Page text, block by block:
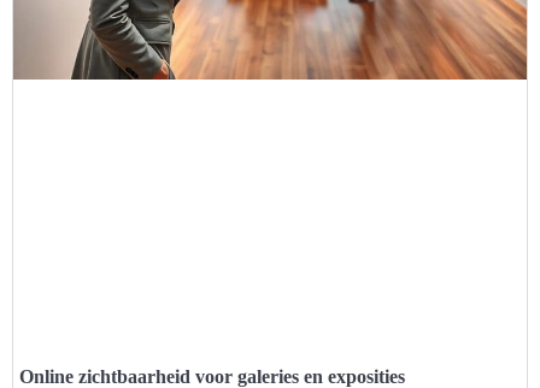
Online zichtbaarheid voor galeries en exposities